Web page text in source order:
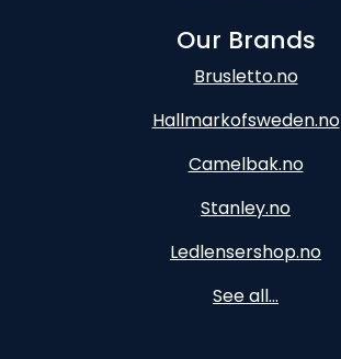
Our Brands
Brusletto.no
Hallmarkofsweden.no
Camelbak.no
Stanley.no
Ledlensershop.no
See all...